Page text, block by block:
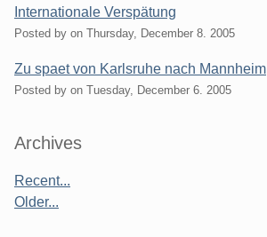
Internationale Verspätung
Posted by on Thursday, December 8. 2005
Zu spaet von Karlsruhe nach Mannheim
Posted by on Tuesday, December 6. 2005
Sidebar
Archives
Recent...
Older...